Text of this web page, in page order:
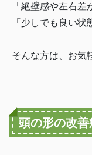
「絶壁感や左右差
「少しでも良い状
そんな方は、お気
頭の形の改